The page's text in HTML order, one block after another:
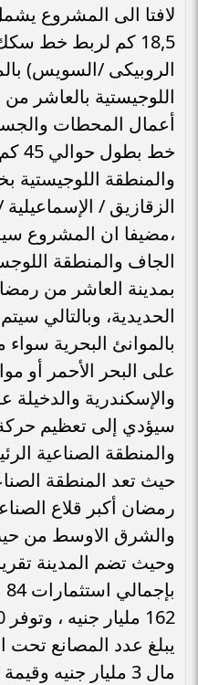
لافتا الى المشروع
18,5 كم لربط خط
الروبيكى /السويس)
اللوجيستية بالعاشر
أعمال المحطات
خط
والمنطقة
الزقازيق /
،مضيفا ان المشروع
الجاف والمنطقة
بمدينة العاشر من
الحديدية، وبالتالي
بالموانئ البحرية سواء
على البحر الأحمر أو
والإسكندرية والدخيلة
سيؤدي إلى تعظيم حركة
والمنطقة الصناعية
حيث تعد المنطقة
رمضان أكبر قلاع
والشرق الاوسط من